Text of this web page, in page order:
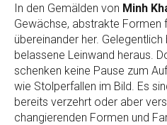
In den Gemälden von Minh
Gewächse, abstrakte Formen
übereinander her.
belassene Leinwand heraus.
schenken keine Pause zum
wie Stolperfallen im Bild. Es
bereits verzehrt oder aber
changierenden Formen und